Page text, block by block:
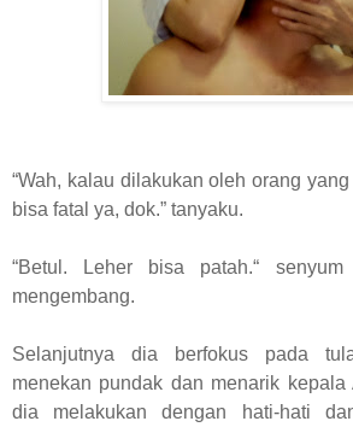
“Wah, kalau dilakukan oleh orang
bisa fatal ya, dok.” tanyaku.
“Betul. Leher bisa patah.“
mengembang.
Selanjutnya dia berfokus pada
menekan pundak dan menarik
dia melakukan dengan hati-hati